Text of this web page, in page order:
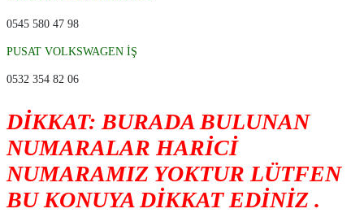
0545 580 47 98
PUSAT VOLKSWAGEN İŞ
0532 354 82 06
DİKKAT: BURADA BULUNAN
NUMARALAR HARİCİ
NUMARAMIZ YOKTUR LÜTFEN
BU KONUYA DİKKAT EDİNİZ .